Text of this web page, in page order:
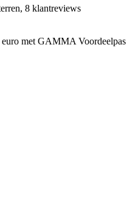
8 klantreviews
met GAMMA Voordeelpas